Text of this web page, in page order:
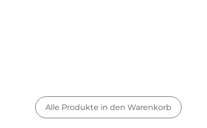
Alle Produkte in den Warenkorb